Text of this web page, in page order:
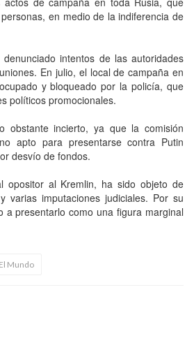
en medio de la indiferencia de
intentos de las autoridades
En julio, el local de campaña en
y bloqueado por la policía, que
políticos promocionales.
obstante incierto, ya que la comisión
apto para presentarse contra Putin
desvío de fondos.
opositor al Kremlin, ha sido objeto de
varias imputaciones judiciales. Por su
a presentarlo como una figura marginal
El Mundo